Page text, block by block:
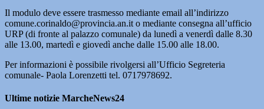
Il modulo deve essere trasmesso mediante email all’indirizzo
comune.corinaldo@provincia.an.it o mediante consegna all’ufficio
URP (di fronte al palazzo comunale) da lunedì a venerdì dalle 8.30
alle 13.00, martedì e giovedì anche dalle 15.00 alle 18.00.
Per informazioni è possibile rivolgersi all’Ufficio Segreteria
comunale- Paola Lorenzetti tel. 0717978692.
Ultime notizie MarcheNews24